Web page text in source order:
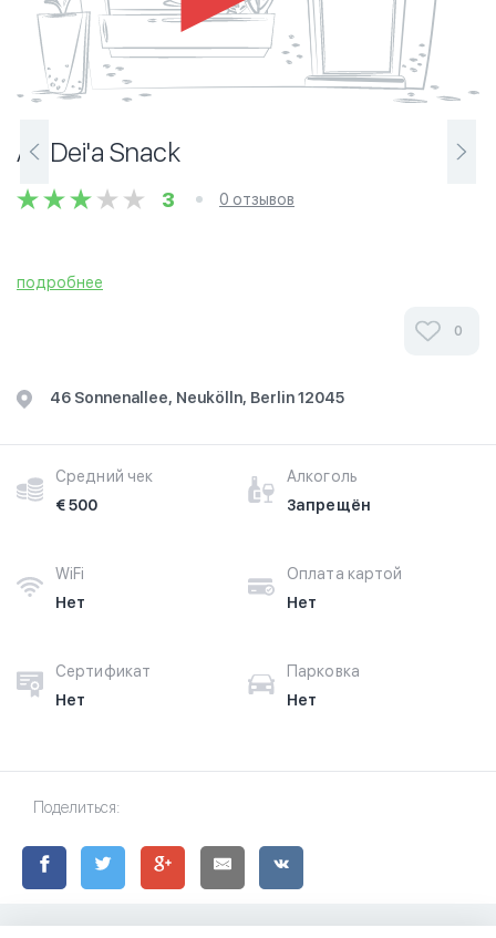
Al-Dei'a Snack
3 0 отзывов
подробнее
0
46 Sonnenallee, Neukölln, Berlin 12045
Средний чек
€ 500
Алкоголь
Запрещён
WiFi
Нет
Оплата картой
Нет
Сертификат
Нет
Парковка
Нет
Поделиться: